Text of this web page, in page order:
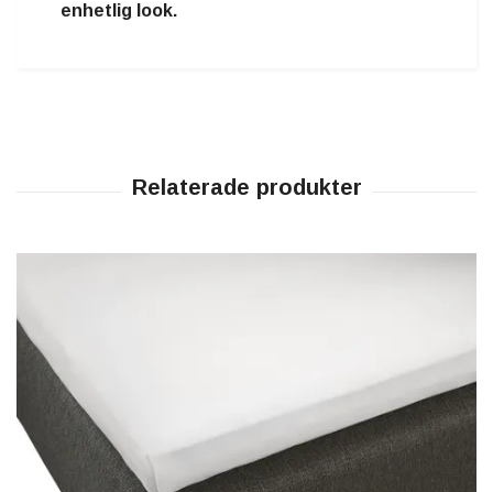
enhetlig look.